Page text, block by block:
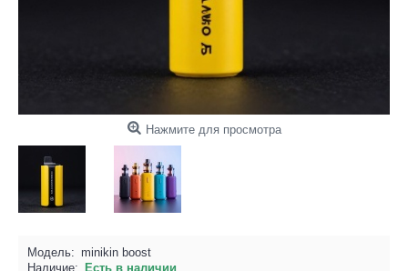
Нажмите для просмотра
Модель: minikin boost
Наличие:
Есть в наличии